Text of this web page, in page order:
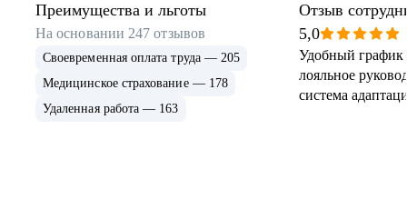
Преимущества и льготы
На основании 247 отзывов
Своевременная оплата труда — 205
Медицинское страхование — 178
Удаленная работа — 163
Отзыв
5,0
Удобный график
лояльное
система